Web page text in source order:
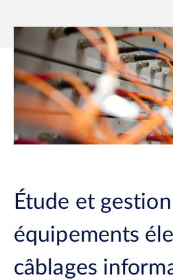
Étude et
équipements
câblages